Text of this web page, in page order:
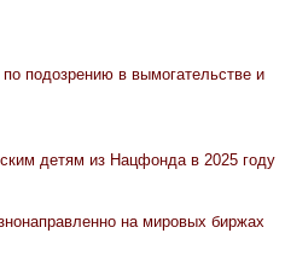
подозрению в вымогательстве и
детям из Нацфонда в 2025 году
на мировых биржах